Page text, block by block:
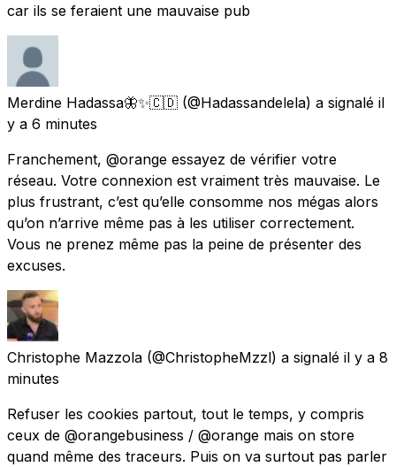
car ils se feraient une mauvaise pub
Merdine Hadassa🦋✨🇨🇩 (@Hadassandelela) a signalé il
y a 6 minutes
Franchement, @orange essayez de vérifier votre
réseau. Votre connexion est vraiment très mauvaise. Le
plus frustrant, c’est qu’elle consomme nos mégas alors
qu’on n’arrive même pas à les utiliser correctement.
Vous ne prenez même pas la peine de présenter des
excuses.
Christophe Mazzola (@ChristopheMzzl) a signalé il y a 8
minutes
Refuser les cookies partout, tout le temps, y compris
ceux de @orangebusiness / @orange mais on store
quand même des traceurs. Puis on va surtout pas parler